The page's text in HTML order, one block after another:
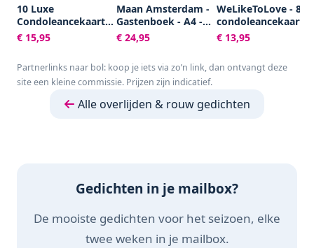
10 Luxe
Condoleancekaarten
met Enveloppen -
Rouwkaarten -
A6 - Blanco - Aardse
Kleuren
€ 15,95
Maan Amsterdam -
Gastenboek - A4 -
100 blanco pagina's
- Neutraal - Voor
afscheid, uitvaart,
condoleance of
€ 24,95
WeLikeToLove - 8x
- Rouwkaarten -
condoleance
envelop - Sterkte &
€ 13,95
Partnerlinks naar bol: koop je iets via zo’n link, dan ontvangt deze
site een kleine commissie. Prijzen zijn indicatief.
Alle overlijden & rouw gedichten
Gedichten in je mailbox?
De mooiste gedichten voor het seizoen, elke
twee weken in je mailbox.